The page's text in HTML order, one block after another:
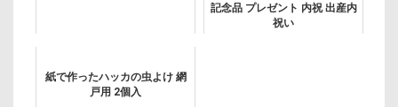
記念品 プレゼント 内祝 出産内
祝い
紙で作ったハッカの虫よけ 網
戸用 2個入